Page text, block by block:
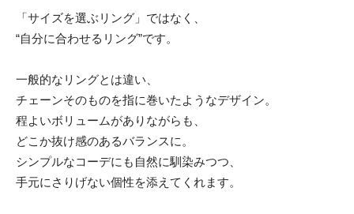
「サイズを選ぶリング」ではなく、
“自分に合わせるリング”です。
一般的なリングとは違い、
チェーンそのものを指に巻いたようなデザイン。
程よいボリュームがありながらも、
どこか抜け感のあるバランスに。
シンプルなコーデにも自然に馴染みつつ、
手元にさりげない個性を添えてくれます。